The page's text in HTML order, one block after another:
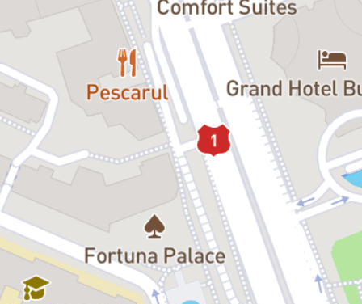
Despre spectacol:
Opera de trei parale ” este o satiră socială scrisă de
pe muzica lui
Kurt Weill, montată pentru prima dată în 1928 la
Teatrul Schiffbauerdamm din Berlin. Spectacolul este o critică
acerbă a societății burgheze corupte, o lucrare cu un mesaj puternic
și actual.
Acțiunea are loc în Soho, cartierul londonez al teatrului de revistă,
unde seducătorul gangster Mackie-Șiș își duce la altar pe Polly
fiica luiPeachum
— „regele” cerșetorilor. Simțindu-și afacerea în
pericol, soții Peachum declară război temutului interlop, care, cu
ajutorul poliției, este încarcerat și condamnat la moarte prin
spânzurare. Însă,
Mackie este salvat miraculos de un ordin de
grațiere din partea Reginei proaspăt încoronate, iar ca răsplată,
este înnobilat și numitCavaler .
Montarea regizată deGelu Colceag
propune o viziune
contemporană asupra unei lucrări care a marcat istoria teatrului